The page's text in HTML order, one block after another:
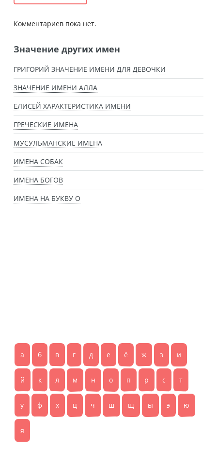
Комментариев пока нет.
Значение других имен
ГРИГОРИЙ ЗНАЧЕНИЕ ИМЕНИ ДЛЯ ДЕВОЧКИ
ЗНАЧЕНИЕ ИМЕНИ АЛЛА
ЕЛИСЕЙ ХАРАКТЕРИСТИКА ИМЕНИ
ГРЕЧЕСКИЕ ИМЕНА
МУСУЛЬМАНСКИЕ ИМЕНА
ИМЕНА СОБАК
ИМЕНА БОГОВ
ИМЕНА НА БУКВУ О
а б в г д е ё ж з и
й к л м н о п р с т
у ф х ц ч ш щ ы э ю
я